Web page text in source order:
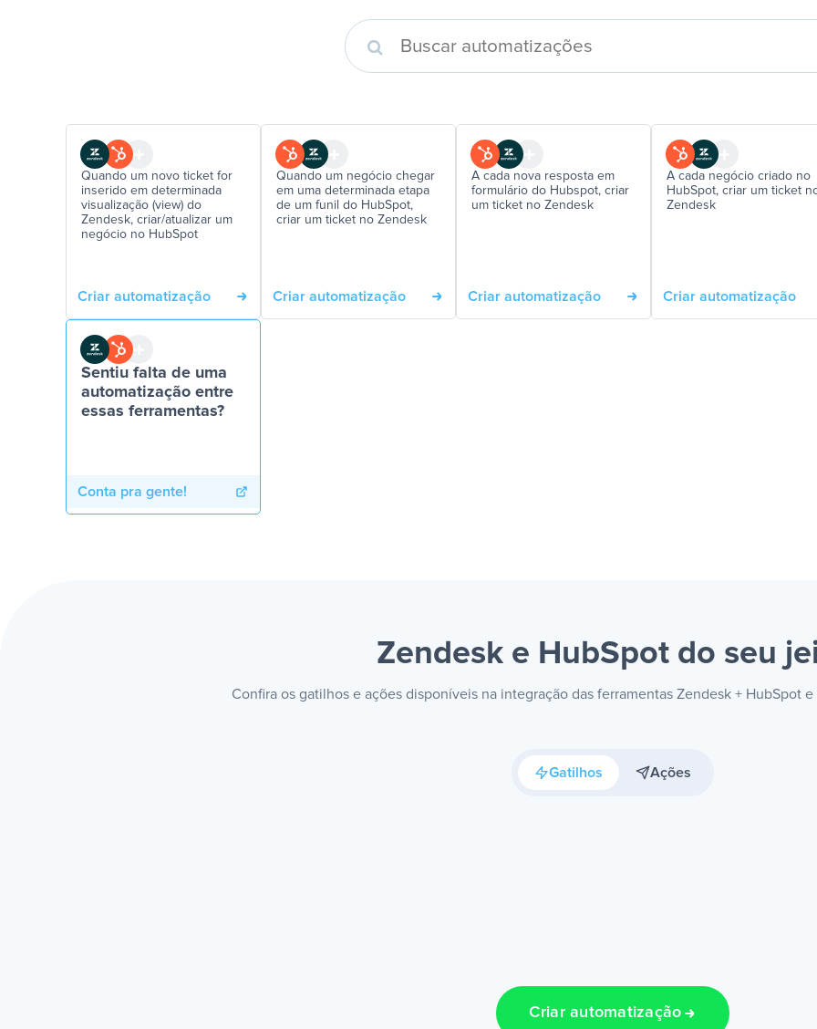
Quando um novo ticket for
inserido em determinada
visualização (view) do
Zendesk, criar/atualizar um
negócio no HubSpot
Criar automatização
Quando um negócio chegar
em uma determinada etapa
de um funil do HubSpot,
criar um ticket no Zendesk
Criar automatização
A cada nova resposta em
formulário do Hubspot, criar
um ticket no Zendesk
Criar automatização
A cada negócio criado no
HubSpot, criar um ticket
Zendesk
Criar automatização
Sentiu falta de uma
automatização entre
essas ferramentas?
Conta pra gente!
Zendesk e HubSpot do seu
Confira os gatilhos e ações disponíveis na integração das ferramentas Zendesk + HubSpot
Gatilhos Ações
Criar automatização